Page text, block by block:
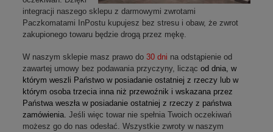
integracji naszego sklepu z darmowymi zwrotami
Paczkomatami InPostu kupujesz bez stresu i obaw, że zwrot
zakupionego towaru będzie drogą przez mękę.
W naszym sklepie masz prawo do30 dni na odstąpienie od
zawartej umowy bez podawania przyczyny, licząc od dnia, w
którym weszli Państwo w posiadanie ostatniej z rzeczy lub w
którym osoba trzecia inna niż przewoźnik i wskazana przez
Państwa weszła w posiadanie ostatniej z rzeczy z państwa
zamówienia. Jeśli więc towar nie spełnia Twoich oczekiwań
możesz go do nas odesłać. Wszystkie zwroty w naszym